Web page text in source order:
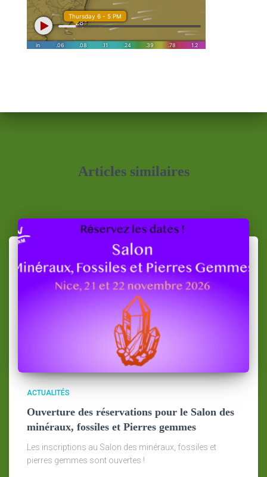
Articles similaires
ACTUALITÉS
Ouverture des réservations pour le Salon des
minéraux, fossiles et Pierres gemmes
Les inscriptions au Salon des minéraux, fossiles et
pierres gemmes sont ouvertes !